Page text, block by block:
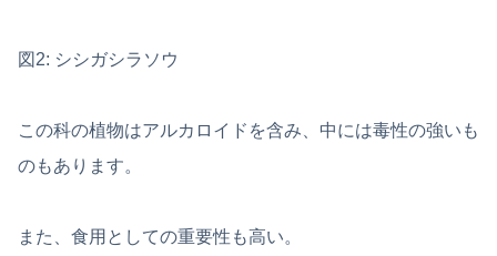
図2: シシガシラソウ
この科の植物はアルカロイドを含み、中には毒性の強いも
のもあります。
また、食用としての重要性も高い。